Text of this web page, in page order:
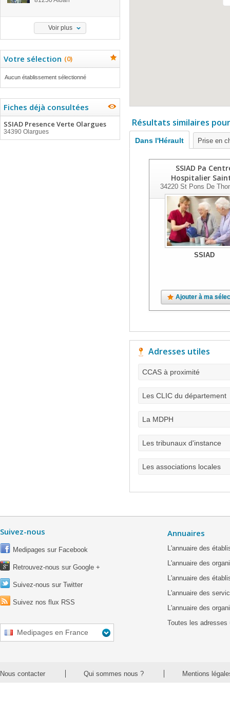
Voir plus
Votre sélection (0)
Aucun établissement sélectionné
Fiches déjà consultées
SSIAD Presence Verte Olargues
34390 Olargues
Résultats similaires
Dans l'Hérault Prise en
SSIAD Pa
Hospitalier
34220 St Pons De
SSIAD
Ajouter à ma
Adresses utiles
CCAS à proximité
Les CLIC du département
La MDPH
Les tribunaux d'instance
Les associations locales
Suivez-nous
Medipages sur Facebook
Retrouvez-nous sur Google +
Suivez-nous sur Twitter
Suivez nos flux RSS
Medipages en France
Annuaires
L'annuaire des
L'annuaire des
L'annuaire des
L'annuaire des
L'annuaire des
Toutes les adresses
Nous contacter Qui sommes nous ? Mentions